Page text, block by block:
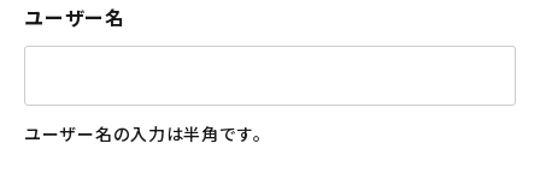
ユーザー名
ユーザー名の入力は半角です。